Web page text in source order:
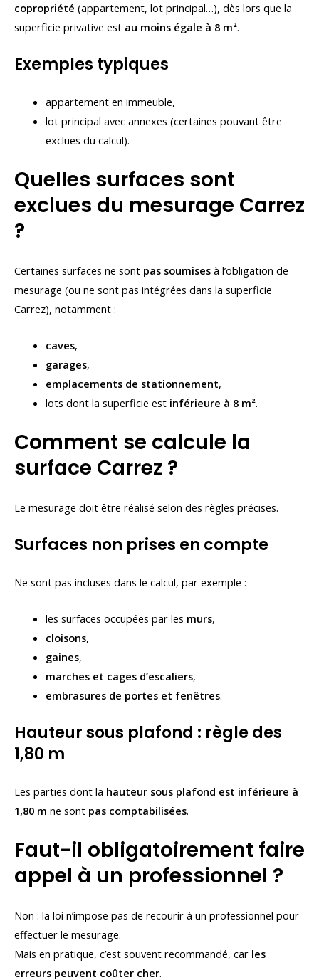
copropriété (appartement, lot principal…), dès lors que la
superficie privative est au moins égale à 8 m².
Exemples typiques
appartement en immeuble,
lot principal avec annexes (certaines pouvant être
exclues du calcul).
Quelles surfaces sont
exclues du mesurage Carrez
?
Certaines surfaces ne sont pas soumises à l’obligation de
mesurage (ou ne sont pas intégrées dans la superficie
Carrez), notamment :
caves,
garages,
emplacements de stationnement,
lots dont la superficie est inférieure à 8 m².
Comment se calcule la
surface Carrez ?
Le mesurage doit être réalisé selon des règles précises.
Surfaces non prises en compte
Ne sont pas incluses dans le calcul, par exemple :
les surfaces occupées par les murs,
cloisons,
gaines,
marches et cages d’escaliers,
embrasures de portes et fenêtres.
Hauteur sous plafond : règle des
1,80 m
Les parties dont la hauteur sous plafond est inférieure à
1,80 m ne sont pas comptabilisées.
Faut-il obligatoirement faire
appel à un professionnel ?
Non : la loi n’impose pas de recourir à un professionnel pour
effectuer le mesurage.
Mais en pratique, c’est souvent recommandé, car les
erreurs peuvent coûter cher.